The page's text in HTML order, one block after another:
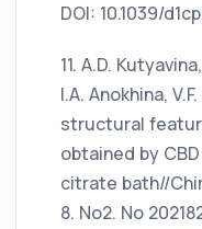
DOI: 10.1039/
11. A.D.
I.A. Anokhina,
structural
obtained by
citrate bath//
8. No2. No